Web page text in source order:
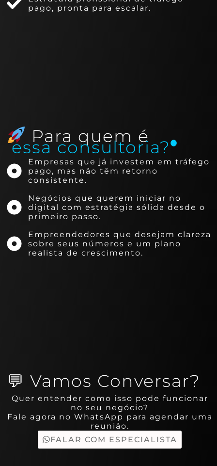
pago, pronta para escalar.
Para quem é
essa consultoria?
Empresas que já investem em tráfego
pago, mas não têm retorno
consistente.
Negócios que querem iniciar no
digital com estratégia sólida desde o
primeiro passo.
Empreendedores que desejam clareza
sobre seus números e um plano
realista de crescimento.
💬 Vamos Conversar?
Quer entender como isso pode funcionar
no seu negócio?
Fale agora no WhatsApp para agendar uma
reunião.
FALAR COM ESPECIALISTA